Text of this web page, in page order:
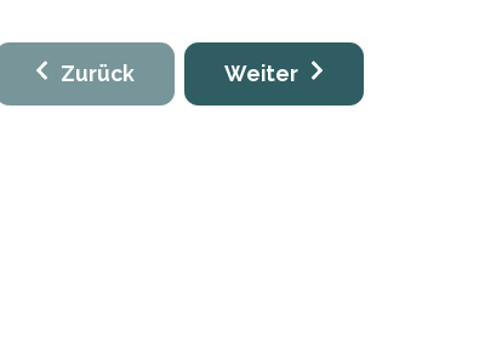
Zurück Weiter